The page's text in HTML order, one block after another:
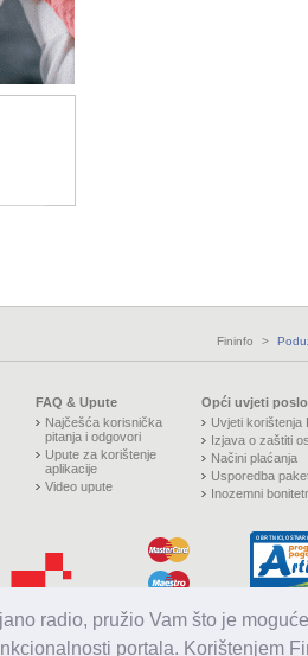
radio, pružio Vam što je
portala. Korištenjem
Fininfo >
FAQ & Upute
Najčešća korisnička
pitanja i odgovori
Upute za korištenje
aplikacije
Video upute
Opći uvjeti
Uvjeti korištenja
Izjava o zaštiti
Načini plaćanja
Usporedba
Inozemni